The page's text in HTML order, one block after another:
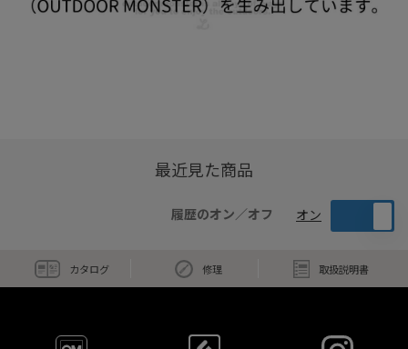
最近見た商品
履歴のオン／オフ オン
カタログ 修理 取扱説明書